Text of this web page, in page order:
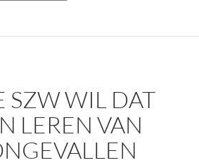
SZW WIL DAT
LEREN VAN